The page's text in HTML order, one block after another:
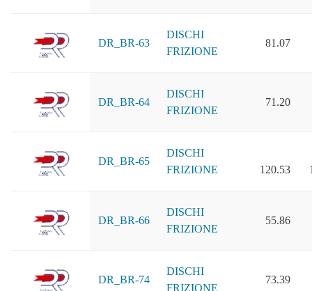
DR_BR-63
DISCHI
FRIZIONE
81.07
DR_BR-64
DISCHI
FRIZIONE
71.20
DR_BR-65
DISCHI
FRIZIONE
120.53
DR_BR-66
DISCHI
FRIZIONE
55.86
DR_BR-74
DISCHI
FRIZIONE
73.39